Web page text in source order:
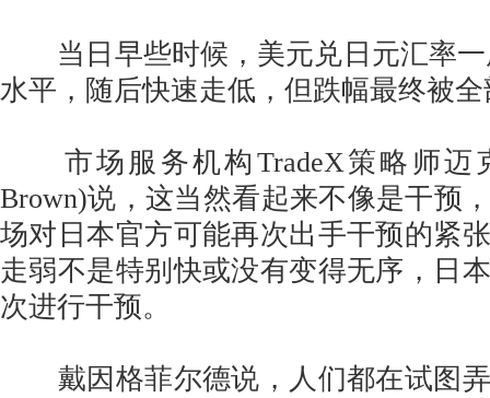
当日早些时候，美元兑日元汇率一
水平，随后快速走低，但跌幅最终被
市场服务机构TradeX策略师迈
Brown)说，这当然看起来不像是干预
场对日本官方可能再次出手干预的紧
走弱不是特别快或没有变得无序，日
次进行干预。
戴因格菲尔德说，人们都在试图弄